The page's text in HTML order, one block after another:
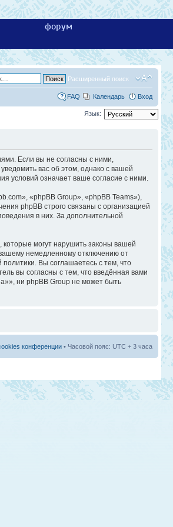
форум
Расширенный поиск
FAQ Календарь Вход
Язык:
Если вы не согласны с ними,
вас об этом, однако с вашей
условий означает ваше согласие с ними.
«phpBB Group», «phpBB Teams»),
phpBB строго связаны с организацией
в них. За дополнительной
могут нарушить законы вашей
немедленному отключению от
Вы соглашаетесь с тем, что
вы согласны с тем, что введённая вами
ни phpBB Group не может быть
конференции • Часовой пояс: UTC + 3 часа